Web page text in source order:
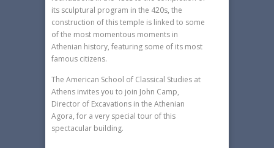
its sculptural program in the 420s, the
construction of this temple is linked to some
of the most momentous moments in
Athenian history, featuring some of its most
famous citizens.
The American School of Classical Studies at
Athens invites you to join John Camp,
Director of Excavations in the Athenian
Agora, for a very special tour of this
spectacular building.